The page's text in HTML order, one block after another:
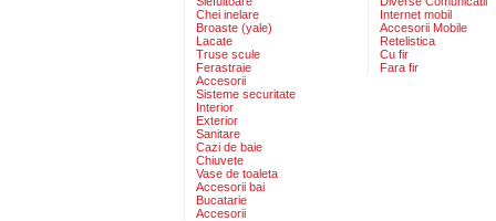
Chei inelare
Broaste (yale)
Lacate
Truse scule
Ferastraie
Accesorii
Sisteme securitate
Interior
Exterior
Sanitare
Cazi de baie
Chiuvete
Vase de toaleta
Accesorii bai
Bucatarie
Accesorii
Internet mobil
Accesorii Mobile
Retelistica
Cu fir
Fara fir